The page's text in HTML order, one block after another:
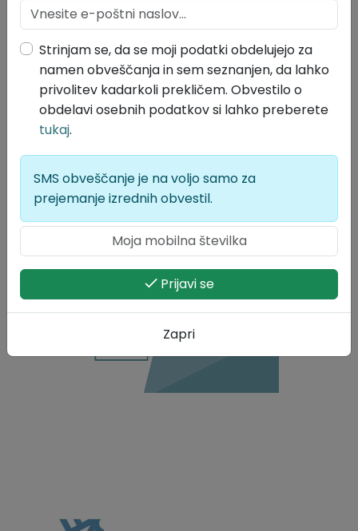
Odlok o podlagah za odmero komunalnega
prispevka za obstojeco komunalno opremo na
območju Občine Divača (Uradno glasilo slovenskih
občin, št. 28/2021)
Status:
Veljavno
Organ: Občinski svet
Objavljeno v:Uradno glasilo slovenskih občin, št.
28/2021 (21.05.2021)
Povezava do objave:
Veljavno od: 05.06.2021
Tip objave: Odlok
Vsebina: Prispevki
Lokalne volitve 2026
Strinjam se, da se moji podatki obdelujejo za
namen obveščanja in sem seznanjen, da lahko
privolitev kadarkoli prekličem. Obvestilo o
obdelavi osebnih podatkov si lahko preberete
tukaj.
SMS obveščanje je na voljo samo za
prejemanje izrednih obvestil.
Prijavi se
Zapri